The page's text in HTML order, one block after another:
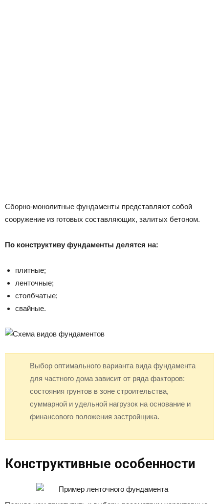
Сборно-монолитные фундаменты представляют собой
сооружение из готовых составляющих, залитых бетоном.
По конструктиву фундаменты делятся на:
плитные;
ленточные;
столбчатые;
свайные.
Выбор оптимального варианта вида фундамента
для частного дома зависит от ряда факторов:
состояния грунтов в зоне строительства,
суммарной и удельной нагрузок на основание и
финансового положения застройщика.
Конструктивные особенности